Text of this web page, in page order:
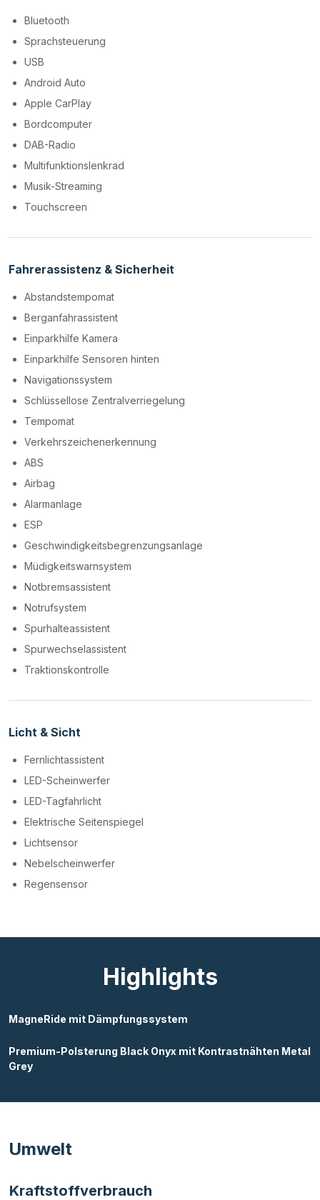
Bluetooth
Sprachsteuerung
USB
Android Auto
Apple CarPlay
Bordcomputer
DAB-Radio
Multifunktionslenkrad
Musik-Streaming
Touchscreen
Fahrerassistenz & Sicherheit
Abstandstempomat
Berganfahrassistent
Einparkhilfe Kamera
Einparkhilfe Sensoren hinten
Navigationssystem
Schlüssellose Zentralverriegelung
Tempomat
Verkehrszeichenerkennung
ABS
Airbag
Alarmanlage
ESP
Geschwindigkeitsbegrenzungsanlage
Müdigkeitswarnsystem
Notbremsassistent
Notrufsystem
Spurhalteassistent
Spurwechselassistent
Traktionskontrolle
Licht & Sicht
Fernlichtassistent
LED-Scheinwerfer
LED-Tagfahrlicht
Elektrische Seitenspiegel
Lichtsensor
Nebelscheinwerfer
Regensensor
Highlights
MagneRide mit Dämpfungssystem
Premium-Polsterung Black Onyx mit Kontrastnähten Metal
Grey
Umwelt
Kraftstoffverbrauch